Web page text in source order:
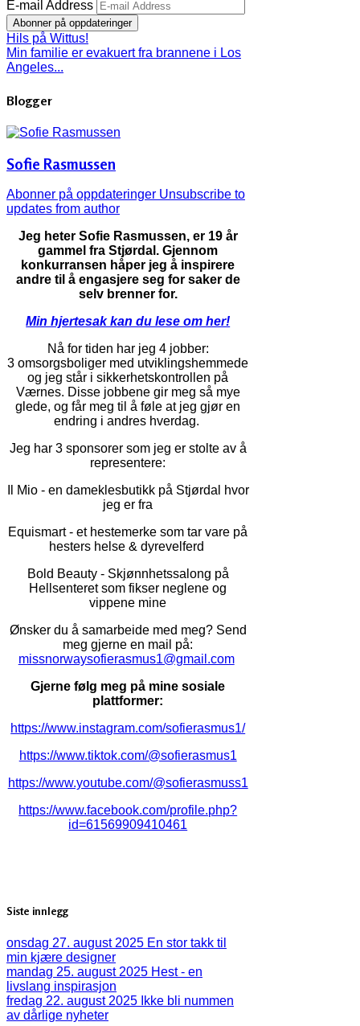
E-mail Address
Abonner på oppdateringer
Hils på Wittus!
Min familie er evakuert fra brannene i Los
Angeles...
Blogger
Sofie Rasmussen
Abonner på oppdateringer Unsubscribe to
updates from author
Jeg heter Sofie Rasmussen, er 19 år
gammel fra Stjørdal.Gjennom
konkurransen håper jeg å inspirere
andre til å engasjere seg for saker de
selv brenner for.
Min hjertesak kan du lese om her!
Nå for tiden har jeg 4 jobber:
3 omsorgsboliger med utviklingshemmede
og jeg står i sikkerhetskontrollen på
Værnes. Disse jobbene gir meg så mye
glede, og får meg til å føle at jeg gjør en
endring i andres hverdag.
Jeg har 3 sponsorer som jeg er stolte av å
representere:
Il Mio - en dameklesbutikk på Stjørdal hvor
jeg er fra
Equismart - et hestemerke som tar vare på
hesters helse & dyrevelferd
Bold Beauty - Skjønnhetssalong på
Hellsenteret som fikser neglene og
vippene mine
Ønsker du å samarbeide med meg? Send
meg gjerne en mail på:
missnorwaysofierasmus1@gmail.com
Gjerne følg meg på mine sosiale
plattformer:
https://www.instagram.com/sofierasmus1/
https://www.tiktok.com/@sofierasmus1
https://www.youtube.com/@sofierasmuss1
https://www.facebook.com/profile.php?
id=61569909410461
Siste innlegg
onsdag 27. august 2025 En stor takk til
min kjære designer
mandag 25. august 2025 Hest - en
livslang inspirasjon
fredag 22. august 2025 Ikke bli nummen
av dårlige nyheter